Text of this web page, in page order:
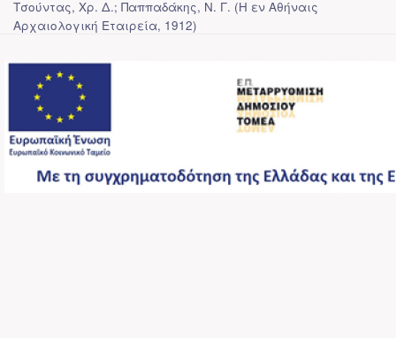
Τσούντας, Χρ. Δ.; Παππαδάκης, Ν. Γ. (Η εν Αθήναις
Αρχαιολογική Εταιρεία, 1912)